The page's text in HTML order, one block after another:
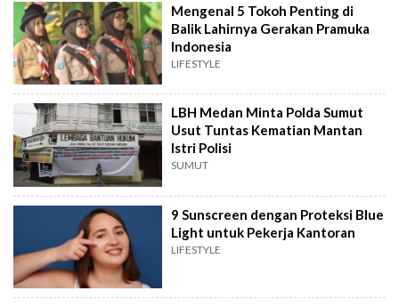
Mengenal 5 Tokoh Penting di
Balik Lahirnya Gerakan Pramuka
Indonesia
LIFESTYLE
LBH Medan Minta Polda Sumut
Usut Tuntas Kematian Mantan
Istri Polisi
SUMUT
9 Sunscreen dengan Proteksi Blue
Light untuk Pekerja Kantoran
LIFESTYLE